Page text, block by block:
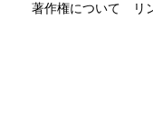
著作権について
リ